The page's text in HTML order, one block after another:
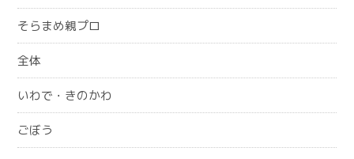
そらまめ親プロ
全体
いわで・きのかわ
ごぼう